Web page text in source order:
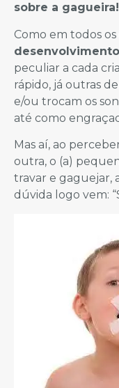
sobre a gagueira!
Como em todos
peculiar a cada
rápido, já outras
e/ou trocam os
até como
Mas aí, ao
outra, o (a)
travar e gaguejar,
dúvida logo vem: